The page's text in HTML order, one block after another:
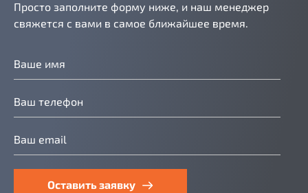
Просто заполните форму ниже, и наш менеджер
свяжется с вами в самое ближайшее время.
Оставить заявку